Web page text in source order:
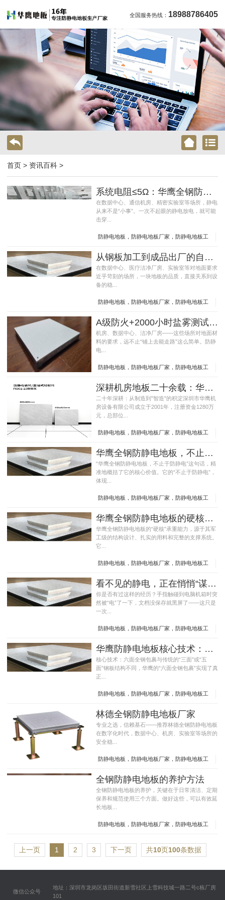
全国服务热线： 18988786405
首页 > 资讯百科 >
系统电阻≤5Ω：华鹰全钢防静电地板的静电管理之道
在数据中心、通信机房、精密实验室等场所，静电
从来不是“小事”。一次不起眼的静电放电，就可能
击穿...
防静电地板，防静电地板厂家，防静电地板工
从钢板加工到成品出厂的自主产业链——林德如何死磕每一块地板的质量
在数据中心、医疗洁净厂房、实验室等对地面要求
近乎苛刻的场所，一块地板的品质，直接关系到设
备的稳...
防静电地板，防静电地板厂家，防静电地板工
A级防火+2000小时盐雾测试：华鹰全钢防静电地板为什么能质保10年
机房、数据中心、洁净厂房——这些场所对地面材
料的要求，远不止“铺上去能走路”这么简单。防静
电...
防静电地板，防静电地板厂家，防静电地板工
深耕机房地板二十余载：华鹰全钢防静电地板的长期主义
二十年深耕：从制造到"智造"的积淀深圳市华鹰机
房设备有限公司成立于2001年，注册资金1280万
元，总部位...
防静电地板，防静电地板厂家，防静电地板工
华鹰全钢防静电地板，不止于防静电
“华鹰全钢防静电地板，不止于防静电”这句话，精
准地概括了它的核心价值。它的“不止于防静电”，
体现...
防静电地板，防静电地板厂家，防静电地板工
华鹰全钢防静电地板的硬核承重方案
华鹰全钢防静电地板的“硬核”承重能力，源于其军
工级的结构设计、扎实的用料和完整的支撑系统。
它...
防静电地板，防静电地板厂家，防静电地板工
看不见的静电，正在悄悄“谋杀”你的精密设备——华鹰防静电地板，为每一台昂贵设备筑牢安全防线
你是否有过这样的经历？手指触碰到电脑机箱时突
然被“电”了一下，文档没保存就黑屏了——这只是
一次...
防静电地板，防静电地板厂家，防静电地板工
华鹰防静电地板核心技术：六面全钢包裹
核心技术：六面全钢包裹与传统的“三面”或“五
面”钢板结构不同，华鹰的“六面全钢包裹”实现了真
正...
防静电地板，防静电地板厂家，防静电地板工
林德全钢防静电地板厂家
专业之选，信赖基石——推荐林德全钢防静电地板
在数字化时代，数据中心、机房、实验室等场所的
安全稳...
防静电地板，防静电地板厂家，防静电地板工
全钢防静电地板的养护方法
全钢防静电地板的养护，关键在于日常清洁、定期
保养和规范使用三个方面。做好这些，可以有效延
长地板...
防静电地板，防静电地板厂家，防静电地板工
上一页 1 2 3 下一页 共10页100条数据
微信公众号
地址：深圳市龙岗区坂田街道新雪社区上雪科技城一路二号c栋厂房
101